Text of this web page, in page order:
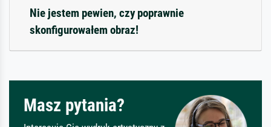
Nie jestem pewien, czy poprawnie
skonfigurowałem obraz!
Masz pytania?